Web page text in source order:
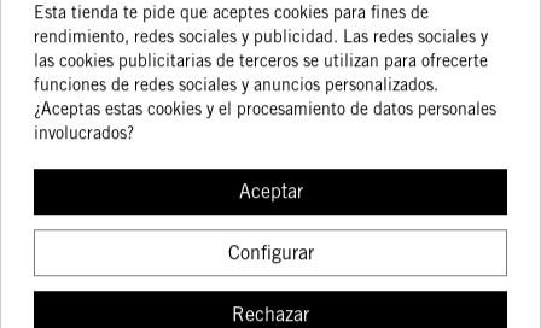
KIT
14/50 KTM
300/500
Six Days
170,01 €
144,50 €
COMPRAR
CORONA
TRASERA
KTM
SUPERSPROX
STEALTH 48
DIENTES
69,09 €
58,73 €
COMPRAR
PIÑÓN
DE
SALIDA
KTM 16
19,97 €
CORONA
TRASERA
RENTHAL
GP
BY KTM
DIENTES
69,94 €
62,94 €
Esta tienda te pide que aceptes cookies para fines de
rendimiento, redes sociales y publicidad. Las redes sociales y
las cookies publicitarias de terceros se utilizan para ofrecerte
funciones de redes sociales y anuncios personalizados.
¿Aceptas estas cookies y el procesamiento de datos personales
involucrados?
Aceptar
Configurar
Rechazar